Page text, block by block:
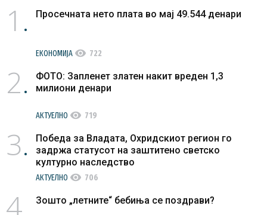
1 Просечната нето плата во мај 49.544 денари
ЕКОНОМИЈА visibility 722
2
ФОТО: Запленет златен накит вреден 1,3
милиони денари
АКТУЕЛНО visibility 719
3
Победа за Владата, Охридскиот регион го
задржа статусот на заштитено светско
културно наследство
АКТУЕЛНО visibility 706
4 Зошто „летните“ бебиња се поздрави?